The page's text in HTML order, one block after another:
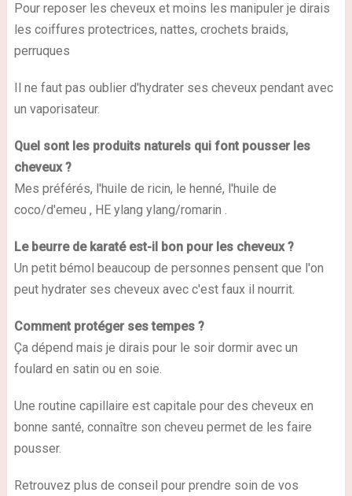
Pour reposer les cheveux et moins les manipuler je dirais
les coiffures protectrices, nattes, crochets braids,
perruques
Il ne faut pas oublier d'hydrater ses cheveux pendant avec
un vaporisateur.
Quel sont les produits naturels qui font pousser les
cheveux ?
Mes préférés, l'huile de ricin, le henné, l'huile de
coco/d'emeu , HE ylang ylang/romarin .
Le beurre de karaté est-il bon pour les cheveux ?
Un petit bémol beaucoup de personnes pensent que l'on
peut hydrater ses cheveux avec c'est faux il nourrit.
Comment protéger ses tempes ?
Ça dépend mais je dirais pour le soir dormir avec un
foulard en satin ou en soie.
Une routine capillaire est capitale pour des cheveux en
bonne santé, connaître son cheveu permet de les faire
pousser.
Retrouvez plus de conseil pour prendre soin de vos